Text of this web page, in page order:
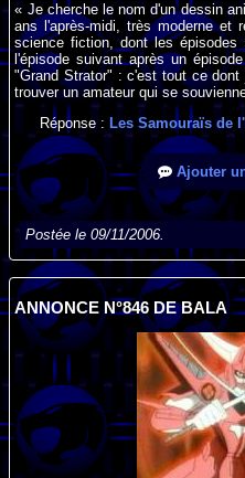
« Je cherche le nom d'un dessin
ans l'après-midi, très moderne et
science fiction, dont les
l'épisode suivant après un
"Grand Strator" : c'est tout ce
trouver un amateur qui se
Réponse : Les Samouraïs de
Ajouter
Postée le 09/11/2006.
ANNONCE N°846 DE BALA